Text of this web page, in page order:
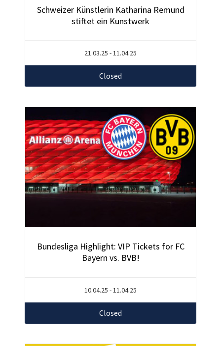
Schweizer Künstlerin Katharina Remund
stiftet ein Kunstwerk
21.03.25 - 11.04.25
Closed
Bundesliga Highlight: VIP Tickets for FC
Bayern vs. BVB!
10.04.25 - 11.04.25
Closed